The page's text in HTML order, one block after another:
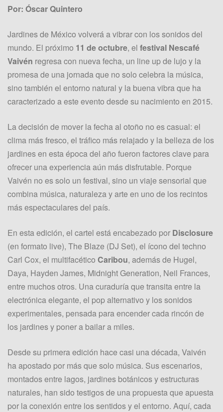
Por: Óscar Quintero
Jardines de México volverá a vibrar con los sonidos del
mundo. El próximo 11 de octubre, el festival Nescafé
Vaivén regresa con nueva fecha, un line up de lujo y la
promesa de una jornada que no solo celebra la música,
sino también el entorno natural y la buena vibra que ha
caracterizado a este evento desde su nacimiento en 2015.
La decisión de mover la fecha al otoño no es casual: el
clima más fresco, el tráfico más relajado y la belleza de los
jardines en esta época del año fueron factores clave para
ofrecer una experiencia aún más disfrutable. Porque
Vaivén no es solo un festival, sino un viaje sensorial que
combina música, naturaleza y arte en uno de los recintos
más espectaculares del país.
En esta edición, el cartel está encabezado por Disclosure
(en formato live), The Blaze (DJ Set), el ícono del techno
Carl Cox, el multifacético Caribou, además de Hugel,
Daya, Hayden James, Midnight Generation, Neil Frances,
entre muchos otros. Una curaduría que transita entre la
electrónica elegante, el pop alternativo y los sonidos
experimentales, pensada para encender cada rincón de
los jardines y poner a bailar a miles.
Desde su primera edición hace casi una década, Vaivén
ha apostado por más que solo música. Sus escenarios,
montados entre lagos, jardines botánicos y estructuras
naturales, han sido testigos de una propuesta que apuesta
por la conexión entre los sentidos y el entorno. Aquí, cada